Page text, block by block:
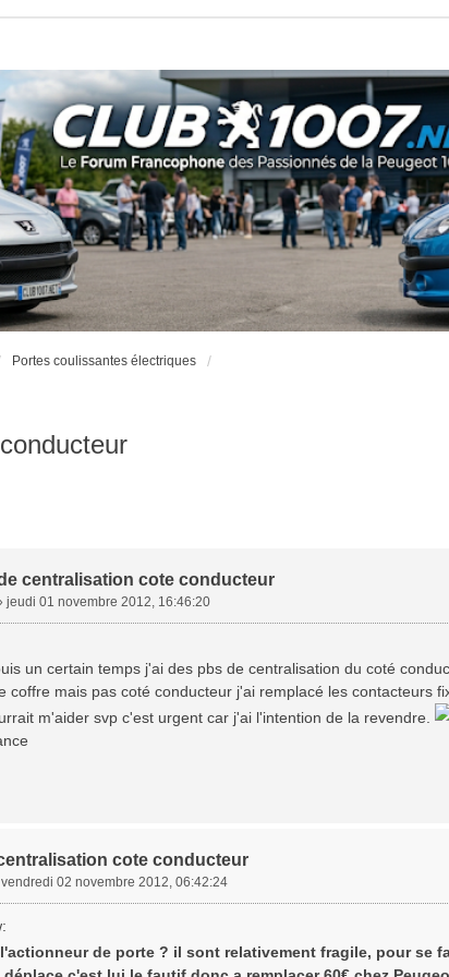
Portes coulissantes électriques
centralisation cote conducteur
jeudi 01 novembre 2012, 16:46:20
un certain temps j'ai des pbs de centralisation du coté
coffre mais pas coté conducteur j'ai remplacé les contacteurs
m'aider svp c'est urgent car j'ai l'intention de la revendre.
cote conducteur
vendredi 02 novembre 2012, 06:42:24
de porte ? il sont relativement fragile, pour se